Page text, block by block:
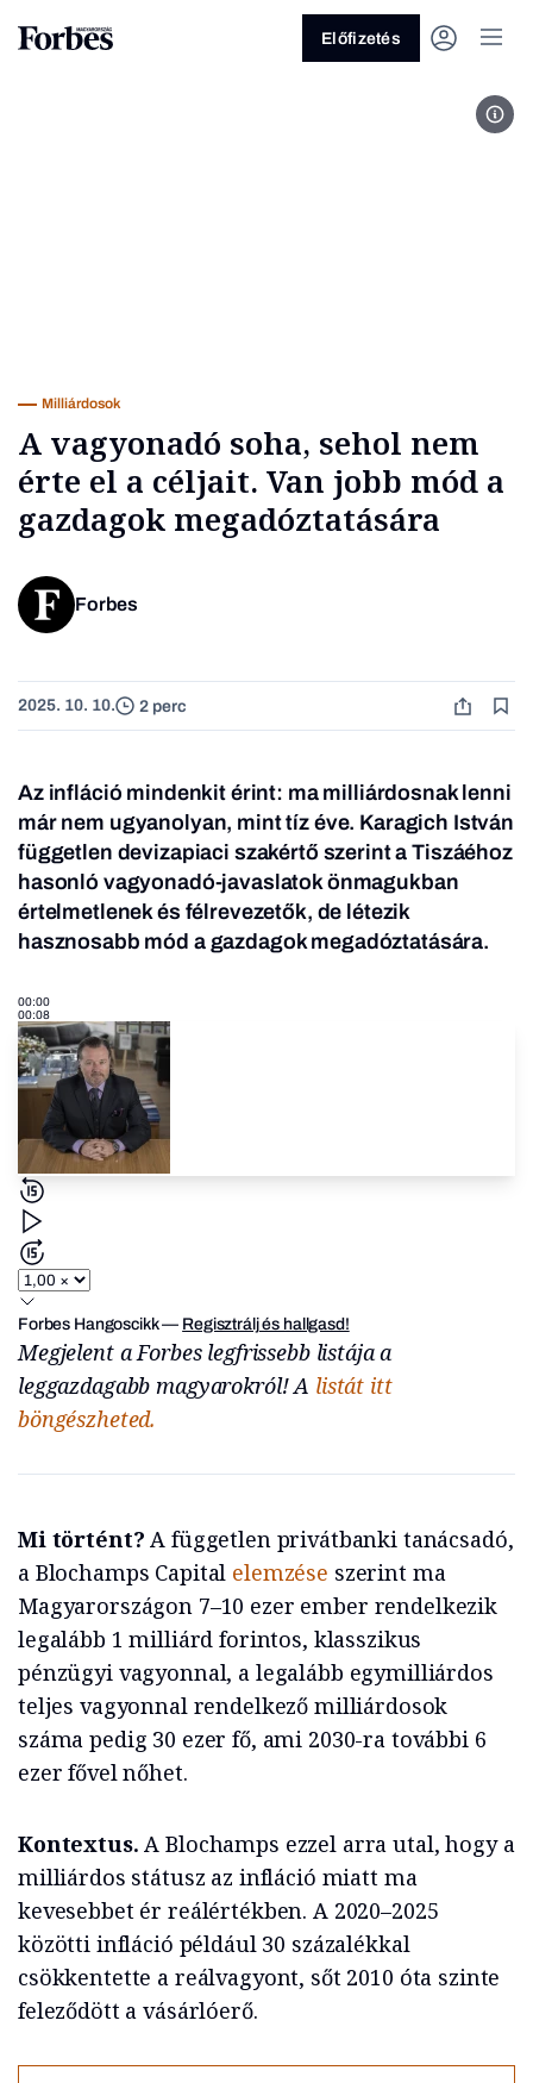
Üzlet
Előfizetés
Milliárdosok
A vagyonadó soha, sehol nem
érte el a céljait. Van jobb mód a
gazdagok megadóztatására
Forbes
2025. 10. 10. 2 perc
Az infláció mindenkit érint: ma milliárdosnak lenni
már nem ugyanolyan, mint tíz éve. Karagich István
független devizapiaci szakértő szerint a Tiszáéhoz
hasonló vagyonadó-javaslatok önmagukban
értelmetlenek és félrevezetők, de létezik
hasznosabb mód a gazdagok megadóztatására.
00:00
00:08
Forbes Hangoscikk— Regisztrálj és hallgasd!
Megjelent a Forbes legfrissebb listája a
leggazdagabb magyarokról! A listát itt
böngészheted.
Mi történt?A független privátbanki tanácsadó,
a Blochamps Capital elemzése szerint ma
Magyarországon 7–10 ezer ember rendelkezik
legalább 1 milliárd forintos, klasszikus
pénzügyi vagyonnal, a legalább egymilliárdos
teljes vagyonnal rendelkező milliárdosok
száma pedig 30 ezer fő, ami 2030-ra további 6
ezer fővel nőhet.
Kontextus.A Blochamps ezzel arra utal, hogy a
milliárdos státusz az infláció miatt ma
kevesebbet ér reálértékben. A 2020–2025
közötti infláció például 30 százalékkal
csökkentette a reálvagyont, sőt 2010 óta szinte
feleződött a vásárlóerő.